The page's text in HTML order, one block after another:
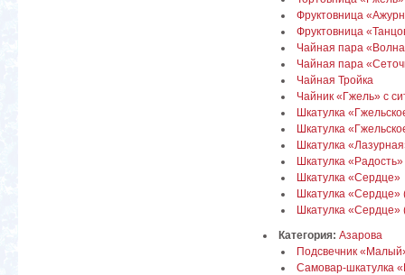
Фруктовница
Фруктовница
Чайная пара
Чайная пара
Чайная Тройка
Чайник «Гжель» с
Шкатулка
Шкатулка
Шкатулка
Шкатулка «Радость»
Шкатулка «Сердце»
Шкатулка «Сердце»
Шкатулка «Сердце»
Категория: Азарова
Подсвечник
Самовар-шкатулка